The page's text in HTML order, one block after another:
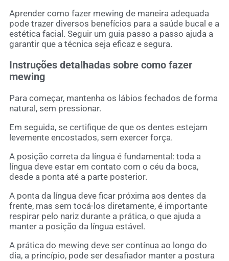
Aprender como fazer mewing de maneira adequada
pode trazer diversos benefícios para a saúde bucal e a
estética facial. Seguir um guia passo a passo ajuda a
garantir que a técnica seja eficaz e segura.
Instruções detalhadas sobre como fazer
mewing
Para começar, mantenha os lábios fechados de forma
natural, sem pressionar.
Em seguida, se certifique de que os dentes estejam
levemente encostados, sem exercer força.
A posição correta da língua é fundamental: toda a
língua deve estar em contato com o céu da boca,
desde a ponta até a parte posterior.
A ponta da língua deve ficar próxima aos dentes da
frente, mas sem tocá-los diretamente, é importante
respirar pelo nariz durante a prática, o que ajuda a
manter a posição da língua estável.
A prática do mewing deve ser contínua ao longo do
dia, a princípio, pode ser desafiador manter a postura